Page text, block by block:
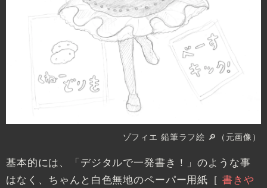
ゾフィエ 鉛筆ラフ絵 🔎（元画像）
基本的には、「デジタルで一発書き！」のような事
はなく、ちゃんと白色無地のペーパー用紙［ 書きや